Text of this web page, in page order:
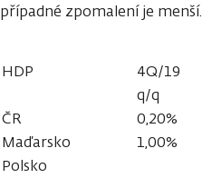
případné zpomalení je menší.
HDP 4Q/19
q/q
ČR
0,20%
Maďarsko
1,00%
Polsko